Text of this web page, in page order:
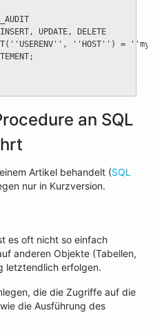
UPDATE, DELETE
''HOST'') =
an SQL
Artikel behandelt (SQL
nur in Kurzversion.
es oft nicht so einfach
anderen Objekte (Tabellen,
letztendlich erfolgen.
die die Zugriffe auf die
die Ausführung des